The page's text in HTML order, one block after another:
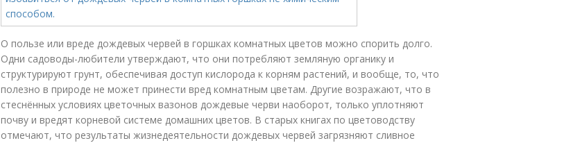
О пользе или вреде дождевых червей в горшках комнатных цветов можно спорить долго.
Одни садоводы-любители утверждают, что они потребляют земляную органику и
структурируют грунт, обеспечивая доступ кислорода к корням растений, и вообще, то, что
полезно в природе не может принести вред комнатным цветам. Другие возражают, что в
стеснённых условиях цветочных вазонов дождевые черви наоборот, только уплотняют
почву и вредят корневой системе домашних цветов. В старых книгах по цветоводству
отмечают, что результаты жизнедеятельности дождевых червей загрязняют сливное